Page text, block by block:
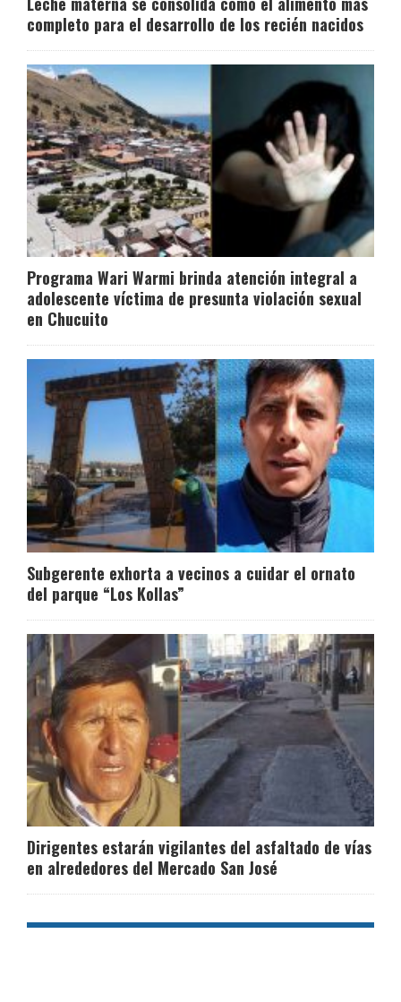
completo para el desarrollo de los recién nacidos
Programa Wari Warmi brinda atención integral a
adolescente víctima de presunta violación sexual
en Chucuito
Subgerente exhorta a vecinos a cuidar el ornato
del parque “Los Kollas”
Dirigentes estarán vigilantes del asfaltado de vías
en alrededores del Mercado San José